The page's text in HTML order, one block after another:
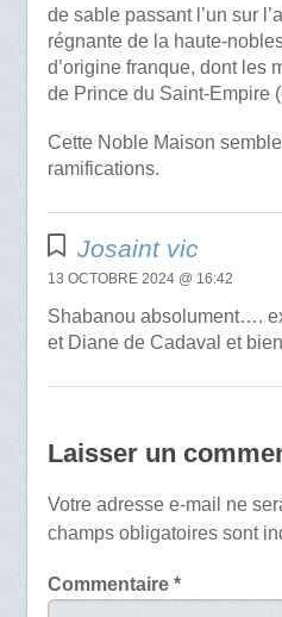
de sable passant l’un sur
régnante de la haute-
d’origine franque, dont les
de Prince du Saint-Empire
Cette Noble Maison
ramifications.
Josaint vic
13 OCTOBRE 2024 @ 16:42
Shabanou absolument….
et Diane de Cadaval et
Laisser un
Votre adresse e-mail ne
champs obligatoires sont
Commentaire *